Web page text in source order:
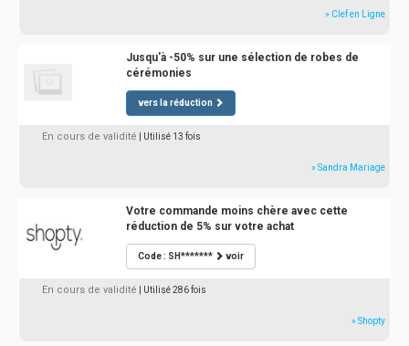
» Clef en Ligne
Jusqu'à -50% sur une sélection de robes de
cérémonies
vers la réduction
En cours de validité | Utilisé 13 fois
» Sandra Mariage
Votre commande moins chère avec cette
réduction de 5% sur votre achat
Code : SH******* voir
En cours de validité | Utilisé 286 fois
» Shopty